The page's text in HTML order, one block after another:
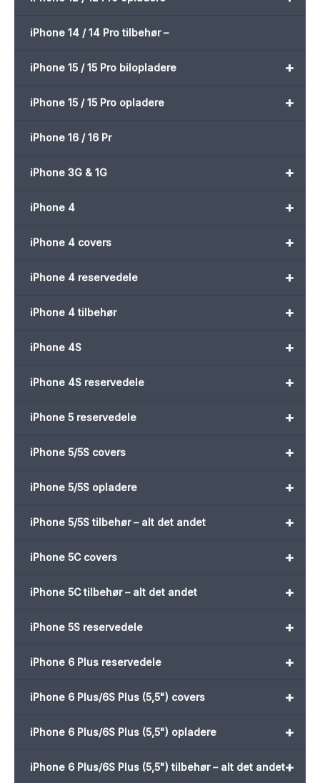
iPhone 14 / 14 Pro tilbehør –
+
iPhone 15 / 15 Pro bilopladere
+
iPhone 15 / 15 Pro opladere
iPhone 16 / 16 Pr
+
iPhone 3G & 1G
+
iPhone 4
+
iPhone 4 covers
+
iPhone 4 reservedele
+
iPhone 4 tilbehør
+
iPhone 4S
+
iPhone 4S reservedele
+
iPhone 5 reservedele
+
iPhone 5/5S covers
+
iPhone 5/5S opladere
+
iPhone 5/5S tilbehør – alt det andet
+
iPhone 5C covers
+
iPhone 5C tilbehør – alt det andet
+
iPhone 5S reservedele
+
iPhone 6 Plus reservedele
+
iPhone 6 Plus/6S Plus (5,5") covers
+
iPhone 6 Plus/6S Plus (5,5") opladere
+
iPhone 6 Plus/6S Plus (5,5") tilbehør – alt det andet